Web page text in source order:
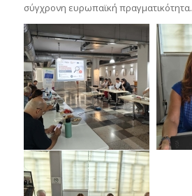
σύγχρονη ευρωπαϊκή πραγματικότητα.